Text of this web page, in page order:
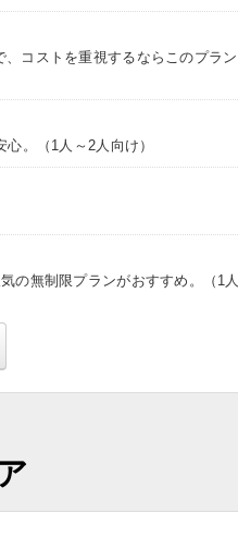
コストを重視するならこのプラン
。（1人～2人向け）
の無制限プランがおすすめ。（1人